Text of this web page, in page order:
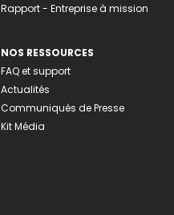
Rapport - Entreprise à mission
NOS RESSOURCES
FAQ et support
Actualités
Communiqués de Presse
Kit Média